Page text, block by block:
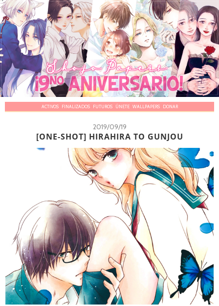
ACTIVOS FINALIZADOS FUTUROS ÚNETE WALLPAPERS DONAR
2019/09/19
[ONE-SHOT] HIRAHIRA TO GUNJOU